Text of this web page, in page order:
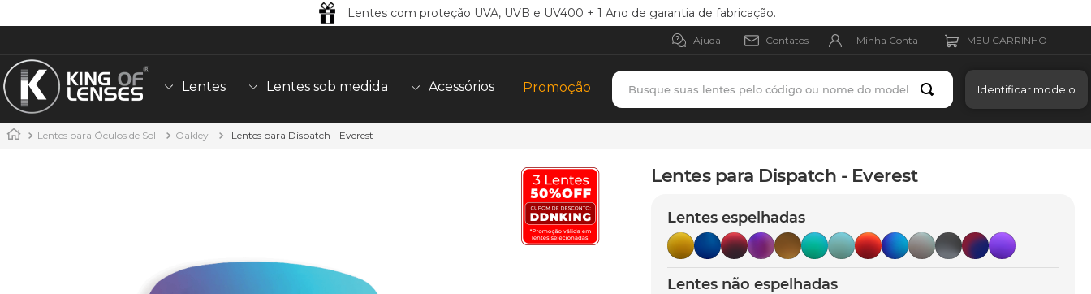
Lentes com proteção UVA, UVB e UV400 + 1 Ano de garantia de fabricação.
Ajuda Contatos Minha Conta
Lentes Lentes sob medida Acessórios Promoção
Busque suas lentes pelo código ou nome do modelo
Identificar modelo
Lentes para Óculos de Sol Oakley Lentes para Dispatch - Everest
Lentes para Dispatch - Everest
Lentes espelhadas
Lentes não espelhadas